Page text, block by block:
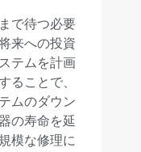
で待つ必要
来への投資
テムを計画
ることで、
ムのダウン
の寿命を延
模な修理に